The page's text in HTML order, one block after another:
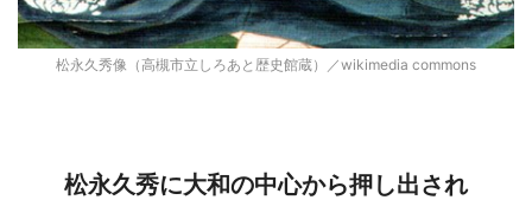
松永久秀像（高槻市立しろあと歴史館蔵）／wikimedia commons
松永久秀に大和の中心から押し出され